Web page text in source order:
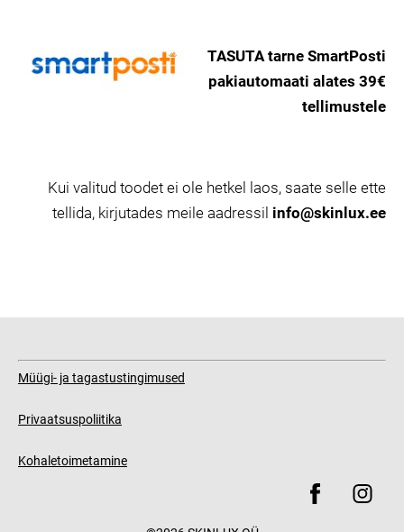
TASUTA tarne SmartPosti
pakiautomaati alates 39€
tellimustele
Kui valitud toodet ei ole hetkel laos, saate selle ette
tellida, kirjutades meile aadressil info@skinlux.ee
Müügi- ja tagastustingimused
Privaatsuspoliitika
Kohaletoimetamine